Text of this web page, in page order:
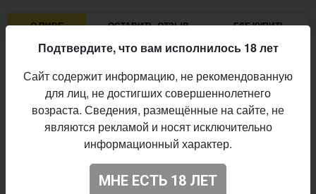
О ПИВЕ ОСТАВИТЬ ОТЗЫВ ГДЕ КУПИТЬ
Стиль:
Sour - Flanders Oud Bruin
Алкоголь:
6,0%
выпуска:
04.08.2020
3.757
Подтвердите, что вам исполнилось 18 лет
Сайт содержит информацию, не рекомендованную
для лиц, не достигших совершеннолетнего
возраста. Сведения, размещённые на сайте, не
являются рекламой и носят исключительно
информационный характер.
МНЕ ЕСТЬ 18 ЛЕТ